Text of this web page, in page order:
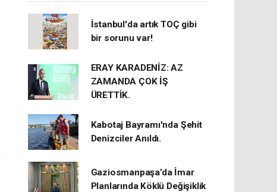
İstanbul'da artık TOÇ gibi
bir sorunu var!
ERAY KARADENİZ: AZ
ZAMANDA ÇOK İŞ
ÜRETTİK.
Kabotaj Bayramı'nda Şehit
Denizciler Anıldı.
Gaziosmanpaşa’da İmar
Planlarında Köklü Değişiklik